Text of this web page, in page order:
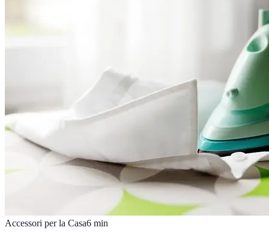
Accessori per la Casa6 min